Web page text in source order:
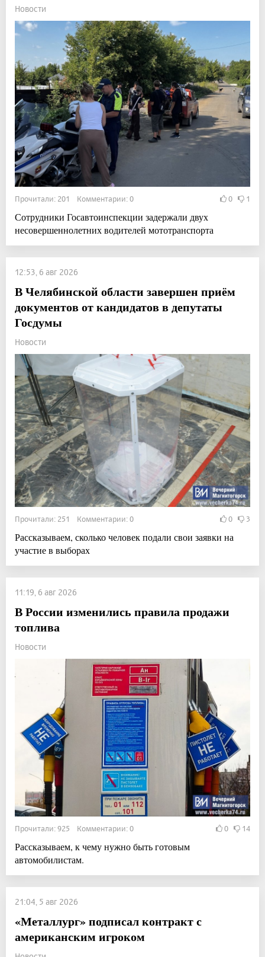
Новости
Прочитали: 201 Комментарии: 0 0 1
Сотрудники Госавтоинспекции задержали двух
несовершеннолетних водителей мототранспорта
12:53, 6 авг 2026
В Челябинской области завершен приём
документов от кандидатов в депутаты
Госдумы
Новости
Прочитали: 251 Комментарии: 0 0 3
Рассказываем, сколько человек подали свои заявки на
участие в выборах
11:19, 6 авг 2026
В России изменились правила продажи
топлива
Новости
Прочитали: 925 Комментарии: 0 0 14
Рассказываем, к чему нужно быть готовым
автомобилистам.
21:04, 5 авг 2026
«Металлург» подписал контракт с
американским игроком